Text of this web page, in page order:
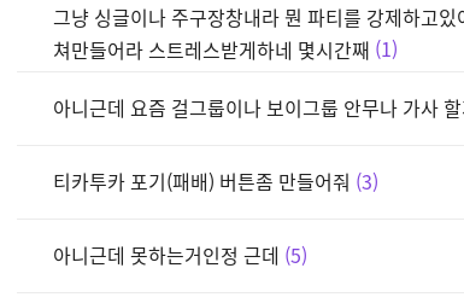
그냥 싱글이나 주구장창내라 뭔 파티를 강제하고
쳐만들어라 스트레스받게하네 몇시간째 1
아니근데 요즘 걸그룹이나 보이그룹 안무나 가사
티카투카 포기(패배) 버튼좀 만들어줘 3
아니근데 못하는거인정 근데 5